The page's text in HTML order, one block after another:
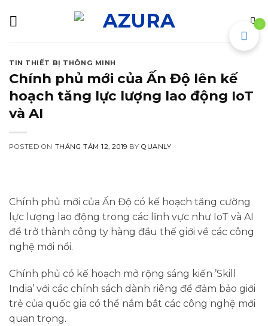
TIN THIẾT BỊ THÔNG MINH
Chính phủ mới của Ấn Độ lên kế
hoạch tăng lực lượng lao động IoT
và AI
POSTED ON THÁNG TÁM 12, 2019 BY QUANLY
Chính phủ mới của Ấn Độ có kế hoạch tăng cường
lực lượng lao động trong các lĩnh vực như IoT và AI
để trở thành công ty hàng đầu thế giới về các công
nghệ mới nổi.
Chính phủ có kế hoạch mở rộng sáng kiến ​​’Skill
India’ với các chính sách dành riêng để đảm bảo giới
trẻ của quốc gia có thể nắm bắt các công nghệ mới
quan trọng.
0